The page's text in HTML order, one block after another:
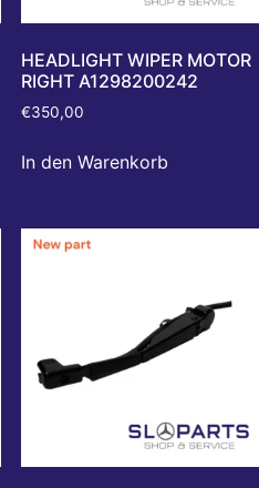
HEADLIGHT WIPER MOTOR
RIGHT A1298200242
€350,00
In den Warenkorb